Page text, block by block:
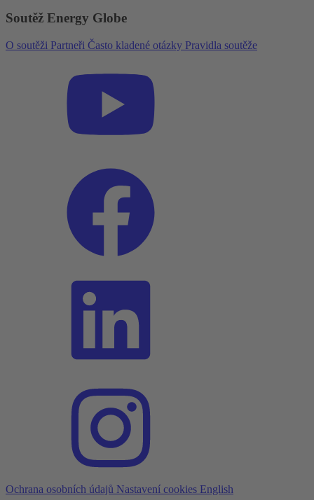
Soutěž Energy Globe
O soutěži Partneři Často kladené otázky Pravidla soutěže
Ochrana osobních údajů Nastavení cookies English